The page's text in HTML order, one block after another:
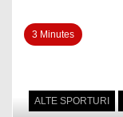
3 Minutes
ALTE SPORTURI